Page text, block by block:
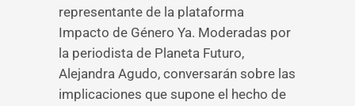
representante de la plataforma
Impacto de Género Ya. Moderadas por
la periodista de Planeta Futuro,
Alejandra Agudo, conversarán sobre las
implicaciones que supone el hecho de